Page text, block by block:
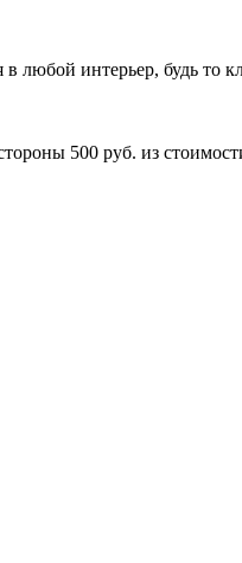
любой интерьер, будь то
500 руб. из